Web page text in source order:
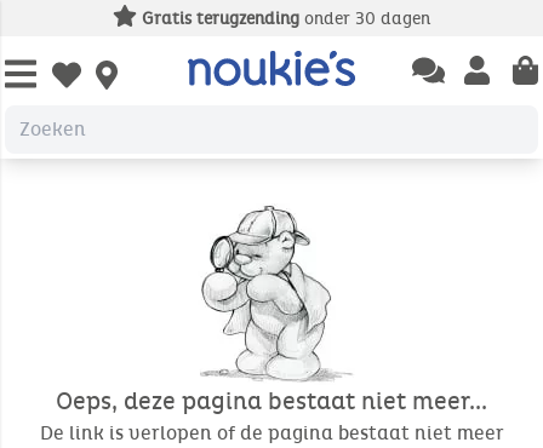
Gratis terugzending onder 30 dagen
Open wishlist Open
Open
Oeps, deze pagina bestaat niet meer...
De link is verlopen of de pagina bestaat niet meer